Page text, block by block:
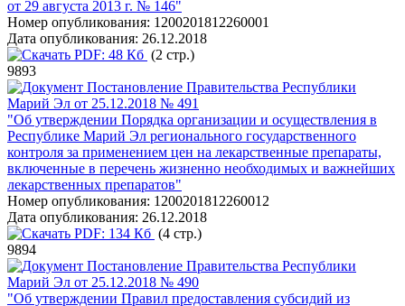
от 29 августа 2013 г. № 146"
Номер опубликования: 1200201812260001
Дата опубликования: 26.12.2018
PDF: 48 Кб (2 стр.)
9893
Постановление Правительства Республики
Марий Эл от 25.12.2018 № 491
"Об утверждении Порядка организации и осуществления в
Республике Марий Эл регионального государственного
контроля за применением цен на лекарственные препараты,
включенные в перечень жизненно необходимых и важнейших
лекарственных препаратов"
Номер опубликования: 1200201812260012
Дата опубликования: 26.12.2018
PDF: 134 Кб (4 стр.)
9894
Постановление Правительства Республики
Марий Эл от 25.12.2018 № 490
"Об утверждении Правил предоставления субсидий из